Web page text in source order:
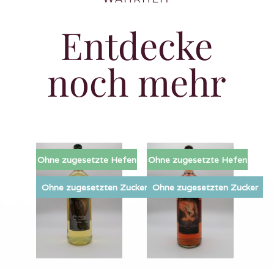
Entdecke
noch mehr
Ohne zugesetzte Hefen
Ohne zugesetzten Zucker
Ohne zugesetzte Hefen
Ohne zugesetzten Zucker